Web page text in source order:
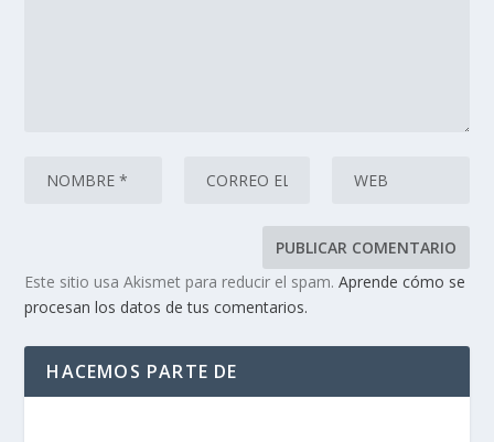
Este sitio usa Akismet para reducir el spam.Aprende cómo se
procesan los datos de tus comentarios.
HACEMOS PARTE DE